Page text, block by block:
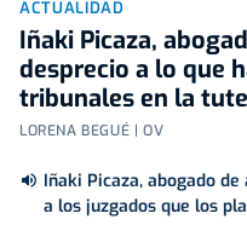
ACTUALIDAD
Iñaki Picaza,
desprecio a lo que
tribunales en la
LORENA BEGUÉ | OV
Iñaki Picaza, abogado
a los juzgados que los